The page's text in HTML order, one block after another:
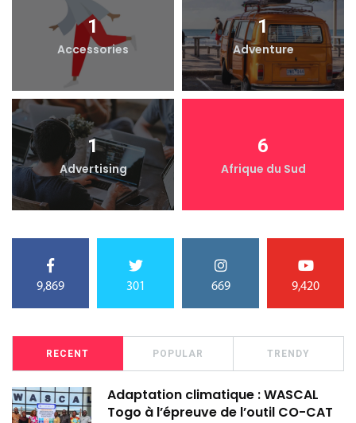
1
Accessories
1
Adventure
1
Advertising
6
Afrique du Sud
9,869 301 669 9,420
RECENT POPULAR TRENDY
Adaptation climatique : WASCAL
Togo à l’épreuve de l’outil CO-CAT